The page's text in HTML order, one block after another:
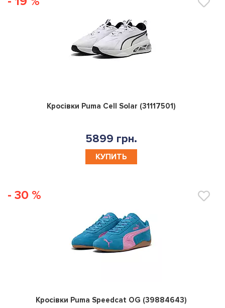
0
Кросівки Puma Cell Solar (31117501)
5899 грн.
КУПИТЬ
- 30 %
0
Кросівки Puma Speedcat OG (39884643)